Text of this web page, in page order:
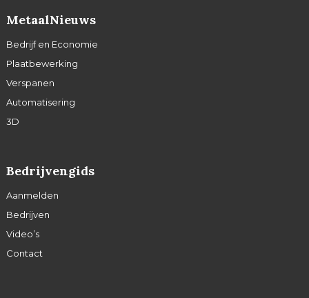
MetaalNieuws
Bedrijf en Economie
Plaatbewerking
Verspanen
Automatisering
3D
Bedrijvengids
Aanmelden
Bedrijven
Video’s
Contact